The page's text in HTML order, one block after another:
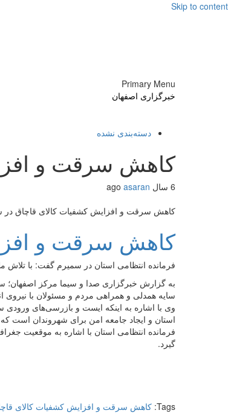
Skip to content
Primary Menu
خبرگزاری اصفهان
دسته‌بندی نشده
کاهش سرقت و
6 سال ago
asaran
کاهش سرقت و افزایش کشفیات کالای قاچاق در
کاهش سرقت و
فرمانده انتظامی استان در سمیرم گفت: با تلاش ماموران انتظامی سمیرم
به گزارش خبرگزاری صدا و سیما مرکز اصفهان؛
سایه همدلی و همراهی مردم و مسئولان با
وی با اشاره به اینکه ایست و بازرسی‌های ورودی
استان و ایجاد جامعه امن برای شهروندان است
فرمانده انتظامی استان با اشاره به موقعیت
گیرد.
Tags: کاهش سرقت و افزایش کشفیات کالای